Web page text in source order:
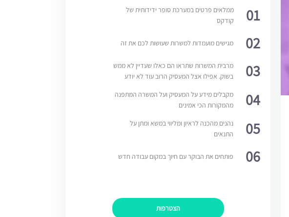
01
ממלאים פרטים במערכת סופר ידידותית של
קודקס
02 מגישים מועמדות למשרות שעושות לכם את זה
03
מרבית המשרות שתראו הם כאלו שעדיין לא ממש
בשוק. אפילו אצל המעסיק הרוב עוד לא יודע
04
מקבלים מידע על המעסיק ועל המשרה המתפנה
מהמקורות הכי אמינים
05
נהנים מהכנה לראיון ומליווי במשא ומתן על
התנאים
06 פותחים את הבוקר עם חיוך במקום עבודה חדש
הצטרפות